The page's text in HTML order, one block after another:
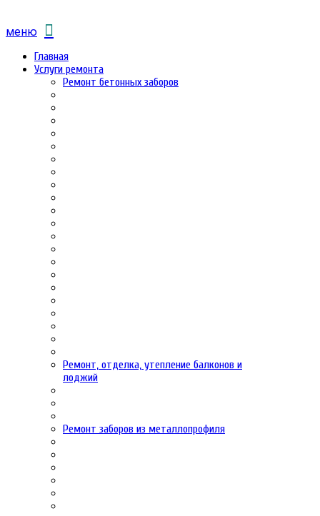
меню
Главная
Услуги ремонта
Ремонт бетонных заборов
Ремонт, отделка, утепление балконов и
лоджий
Ремонт заборов из металлопрофиля